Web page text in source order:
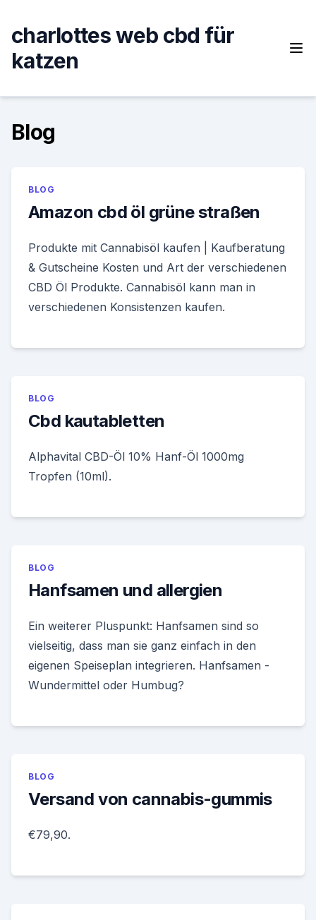
content
charlottes web cbd für
katzen
Blog
BLOG
Amazon cbd öl grüne straßen
Produkte mit Cannabisöl kaufen | Kaufberatung
& Gutscheine Kosten und Art der verschiedenen
CBD Öl Produkte. Cannabisöl kann man in
verschiedenen Konsistenzen kaufen.
BLOG
Cbd kautabletten
Alphavital CBD-Öl 10% Hanf-Öl 1000mg
Tropfen (10ml).
BLOG
Hanfsamen und allergien
Ein weiterer Pluspunkt: Hanfsamen sind so
vielseitig, dass man sie ganz einfach in den
eigenen Speiseplan integrieren. Hanfsamen -
Wundermittel oder Humbug?
BLOG
Versand von cannabis-gummis
€79,90.